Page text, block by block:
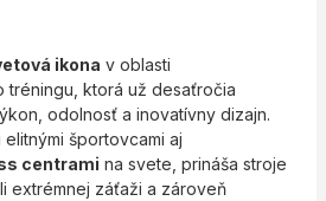
ikona v oblasti
tréningu, ktorá už desaťročia
odolnosť a inovatívny dizajn.
športovcami aj
centrami na svete, prináša stroje
extrémnej záťaži a zároveň